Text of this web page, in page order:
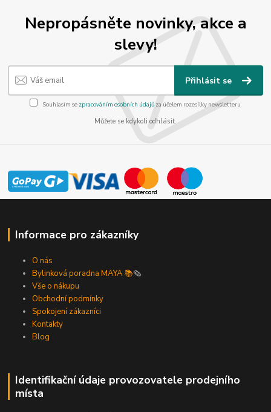
Nepropásněte novinky, akce a
slevy!
Přihlásit se
Souhlasím se zpracováním osobních údajůza účelem rozesílky newsletteru.
Můžete se kdykoli odhlásit.
Informace pro zákazníky
O nás
Bylinková poradna MAYA 📚🗞️
Vše o nákupu
Obchodní podmínky
Spokojení zákazníci
Kontakty
Blog
Identifikační údaje provozovatele prodejního
místa